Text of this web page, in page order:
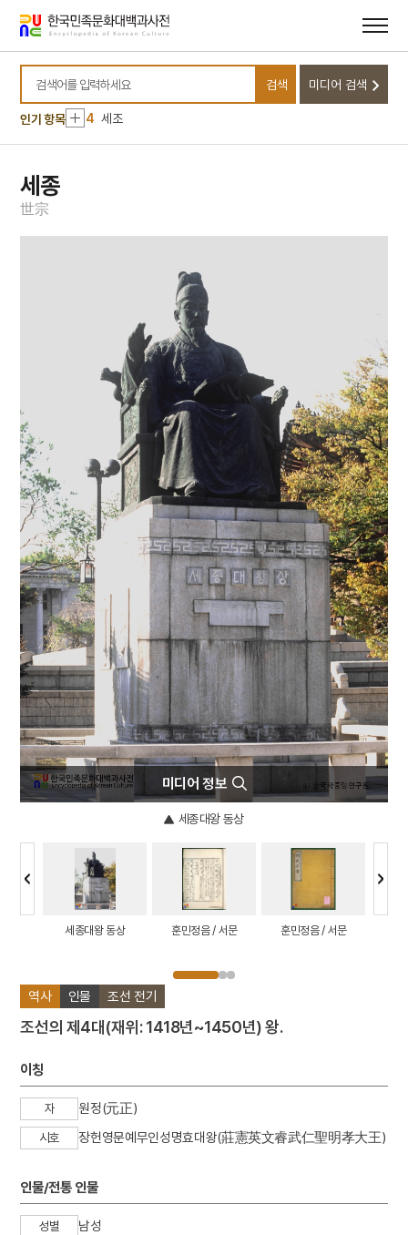
바로가기
바로가기
검색어를 입력하세요
검색 미디어 검색
인기 항목
1 금성대군
4 세조
장안사
9 김소월
일제강점기
세조
장안사
설악산 오세암
7
3·1독립선언서
김문기
9 김소월
10
동명왕편
세종
世宗
역사 인물 조선 전기
조선의 제4대(재위: 1418년~1450년) 왕.
이칭
자 원정(元正)
시호 장헌영문예무인성명효대왕(莊憲英文睿武仁聖明孝大王)
인물/전통 인물
성별 남성
미디어 정보
세종대왕 동상
세종대왕 동상 훈민정음 / 서문 훈민정음 / 서문